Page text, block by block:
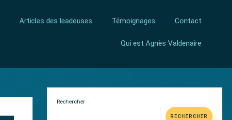
Articles des leadeuses Témoignages Contact
Qui est Agnès Valdenaire
Rechercher
RECHERCHER